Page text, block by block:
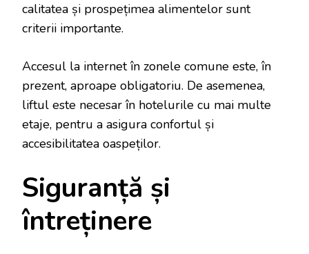
calitatea și prospețimea alimentelor sunt
criterii importante.
Accesul la internet în zonele comune este, în
prezent, aproape obligatoriu. De asemenea,
liftul este necesar în hotelurile cu mai multe
etaje, pentru a asigura confortul și
accesibilitatea oaspeților.
Siguranță și
întreținere